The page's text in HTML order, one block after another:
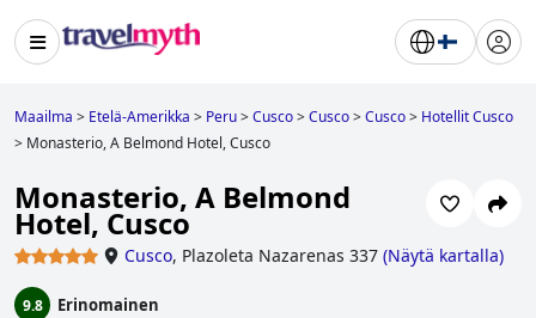
Maailma > Etelä-Amerikka > Peru>Cusco>Cusco>Cusco> Hotellit Cusco
> Monasterio, A Belmond Hotel, Cusco
Monasterio, A Belmond
Hotel, Cusco
Cusco, Plazoleta Nazarenas 337 (Näytä kartalla)
9.8 Erinomainen